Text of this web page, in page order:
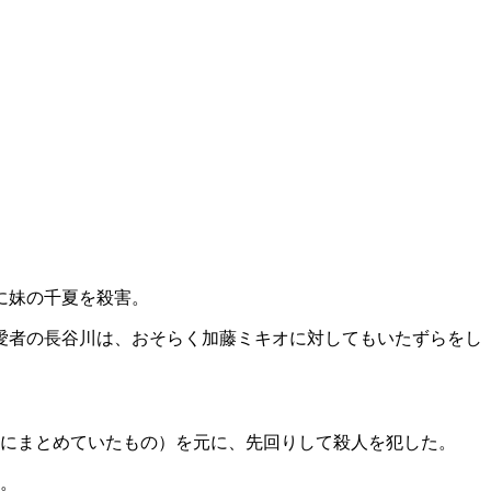
の千夏を殺害。
の長谷川は、おそらく加藤ミキオに対してもいたずらをし
とめていたもの）を元に、先回りして殺人を犯した。